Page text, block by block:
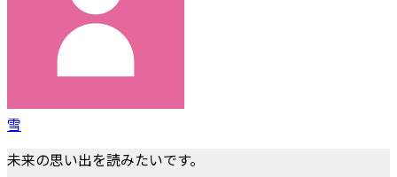
雪
未来の思い出を読みたいです。